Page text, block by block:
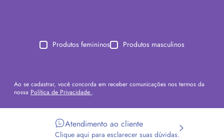
Produtos femininos Produtos masculinos
Ao se cadastrar, você concorda em receber comunicações nos termos da
nossa Política de Privacidade .
Atendimento ao cliente
Clique aqui para esclarecer suas dúvidas.